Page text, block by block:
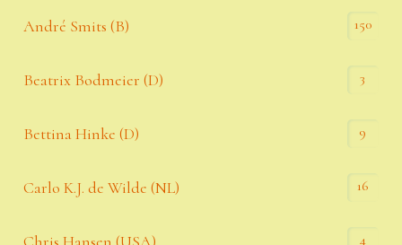
André Smits (B) 150
Beatrix Bodmeier (D) 3
Bettina Hinke (D) 9
Carlo K.J. de Wilde (NL) 16
4